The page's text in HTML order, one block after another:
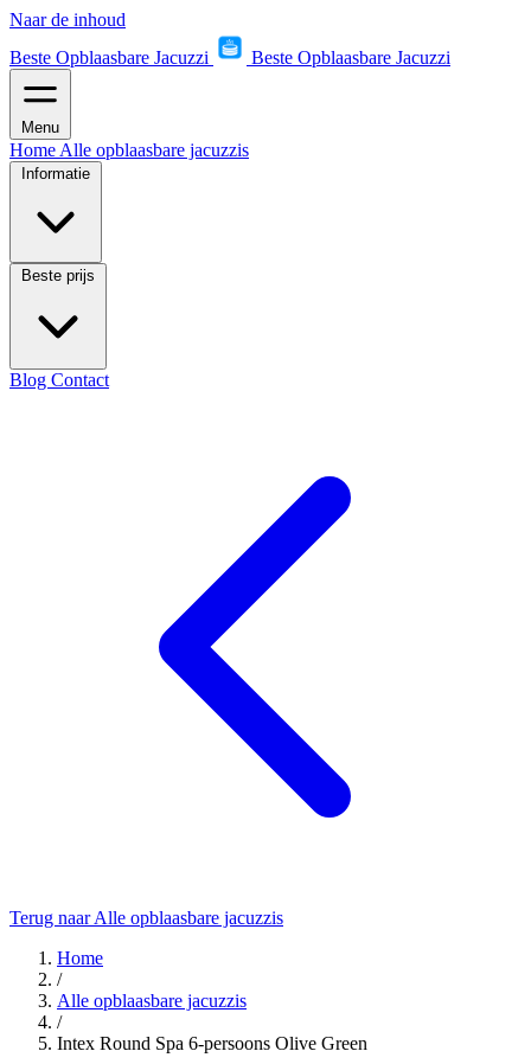
Naar de inhoud
Beste Opblaasbare Jacuzzi
Beste Opblaasbare Jacuzzi
Menu
Home Alle opblaasbare jacuzzis
Informatie
Beste prijs
Blog Contact
Terug naar Alle opblaasbare jacuzzis
Home
/
Alle opblaasbare jacuzzis
/
Intex Round Spa 6-persoons Olive Green